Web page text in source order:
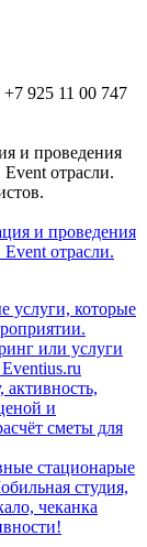
925 11 00 747
и проведения
отрасли.
услуги, которые
или услуги
активность,
и
сметы для
стационарые
студия,
чеканка